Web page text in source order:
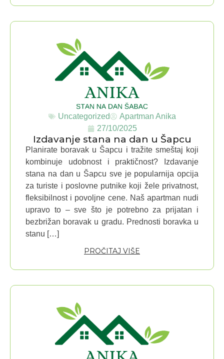
Uncategorized
Apartman Anika
27/10/2025
Izdavanje stana na dan u Šapcu
Planirate boravak u Šapcu i tražite smeštaj koji
kombinuje udobnost i praktičnost? Izdavanje
stana na dan u Šapcu sve je popularnija opcija
za turiste i poslovne putnike koji žele privatnost,
fleksibilnost i povoljne cene. Naš apartman nudi
upravo to – sve što je potrebno za prijatan i
bezbrižan boravak u gradu. Prednosti boravka u
stanu […]
PROČITAJ VIŠE